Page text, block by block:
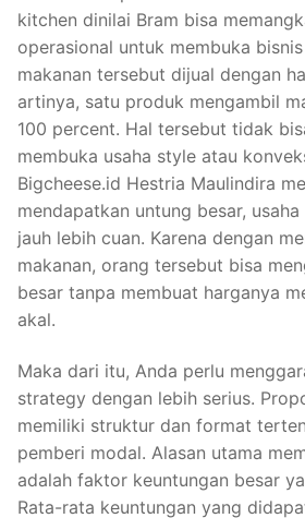
kitchen dinilai Bram bisa
operasional untuk membuka
makanan tersebut dijual dengan
artinya, satu produk mengambil
100 percent. Hal tersebut tidak
membuka usaha style atau
Bigcheese.id Hestria Maulindira
mendapatkan untung besar,
jauh lebih cuan. Karena dengan
makanan, orang tersebut bisa
besar tanpa membuat harganya
akal.
Maka dari itu, Anda perlu
strategy dengan lebih serius.
memiliki struktur dan format
pemberi modal. Alasan utama
adalah faktor keuntungan besar
Rata-rata keuntungan yang